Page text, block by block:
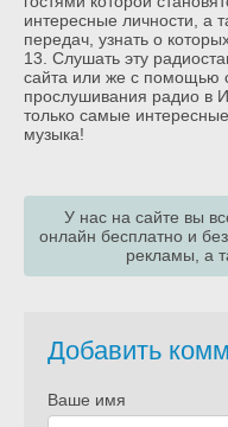
интересные личности, а
передач, узнать о
13. Слушать эту
сайта или же с помощью
прослушивания радио в
только самые
музыка!
У нас на сайте вы
онлайн бесплатно и
рекламы, а
Добавить
Ваше имя